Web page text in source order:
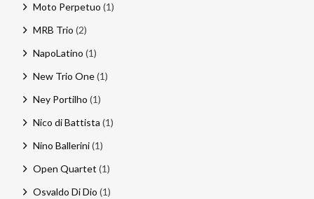
Moto Perpetuo (1)
MRB Trio (2)
NapoLatino (1)
New Trio One(1)
Ney Portilho (1)
Nico di Battista (1)
Nino Ballerini(1)
Open Quartet (1)
Osvaldo Di Dio (1)